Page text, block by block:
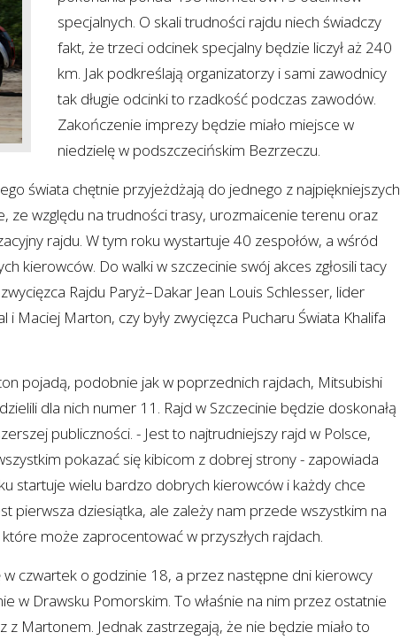
specjalnych. O skali trudności rajdu niech świadczy
fakt, że trzeci odcinek specjalny będzie liczył aż 240
km. Jak podkreślają organizatorzy i sami zawodnicy
tak długie odcinki to rzadkość podczas zawodów.
Zakończenie imprezy będzie miało miejsce w
niedzielę w podszczecińskim Bezrzeczu.
świata chętnie przyjeżdżają do jednego z najpiękniejszych
ze względu na trudności trasy, urozmaicenie terenu oraz
rajdu. W tym roku wystartuje 40 zespołów, a wśród
kierowców. Do walki w szczecinie swój akces zgłosili tacy
Rajdu Paryż–Dakar Jean Louis Schlesser, lider
Maciej Marton, czy były zwycięzca Pucharu Świata Khalifa
pojadą, podobnie jak w poprzednich rajdach, Mitsubishi
dla nich numer 11. Rajd w Szczecinie będzie doskonałą
publiczności. - Jest to najtrudniejszy rajd w Polsce,
pokazać się kibicom z dobrej strony - zapowiada
startuje wielu bardzo dobrych kierowców i każdy chce
pierwsza dziesiątka, ale zależy nam przede wszystkim na
może zaprocentować w przyszłych rajdach.
czwartek o godzinie 18, a przez następne dni kierowcy
w Drawsku Pomorskim. To właśnie na nim przez ostatnie
z Martonem. Jednak zastrzegają, że nie będzie miało to